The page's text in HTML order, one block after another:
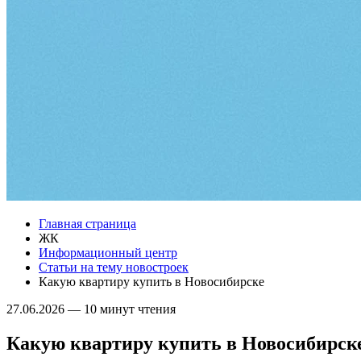
Главная страница
ЖК
Информационный центр
Статьи на тему новостроек
Какую квартиру купить в Новосибирске
27.06.2026 — 10 минут чтения
Какую квартиру купить в